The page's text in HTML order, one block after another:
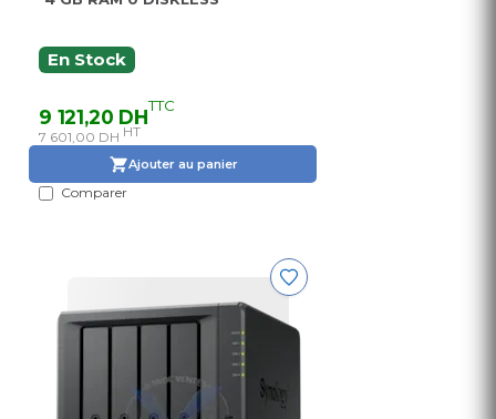
En Stock
9 121,20 DHTTC
7 601,00 DH HT
Ajouter au panier
Comparer